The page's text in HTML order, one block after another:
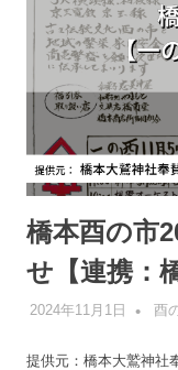
橋本酉の市
せ【連携：
2024年11月1日 管
酉
提供元：橋本大鷲神社